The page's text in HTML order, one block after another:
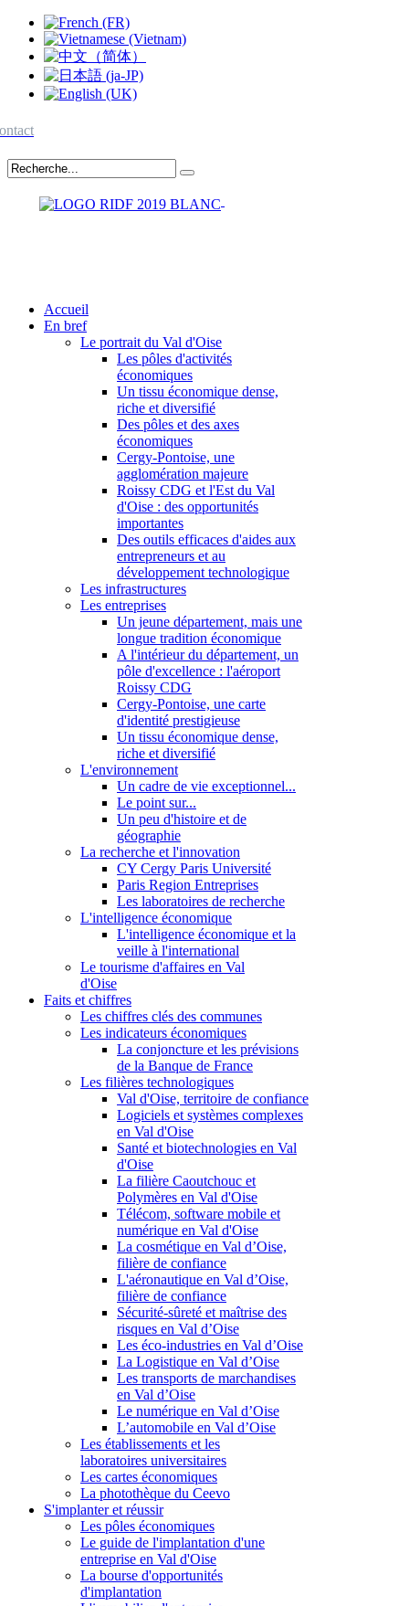
Accueil
En bref
Le portrait du Val d'Oise
Les pôles d'activités
économiques
Un tissu économique dense,
riche et diversifié
Des pôles et des axes
économiques
Cergy-Pontoise, une
agglomération majeure
Roissy CDG et l'Est du Val
d'Oise : des opportunités
importantes
Des outils efficaces d'aides aux
entrepreneurs et au
développement technologique
Les infrastructures
Les entreprises
Un jeune département, mais une
longue tradition économique
A l'intérieur du département, un
pôle d'excellence : l'aéroport
Roissy CDG
Cergy-Pontoise, une carte
d'identité prestigieuse
Un tissu économique dense,
riche et diversifié
L'environnement
Un cadre de vie exceptionnel...
Le point sur...
Un peu d'histoire et de
géographie
La recherche et l'innovation
CY Cergy Paris Université
Paris Region Entreprises
Les laboratoires de recherche
L'intelligence économique
L'intelligence économique et la
veille à l'international
Le tourisme d'affaires en Val
d'Oise
Faits et chiffres
Les chiffres clés des communes
Les indicateurs économiques
La conjoncture et les prévisions
de la Banque de France
Les filières technologiques
Val d'Oise, territoire de confiance
Logiciels et systèmes complexes
en Val d'Oise
Santé et biotechnologies en Val
d'Oise
La filière Caoutchouc et
Polymères en Val d'Oise
Télécom, software mobile et
numérique en Val d'Oise
La cosmétique en Val d’Oise,
filière de confiance
L'aéronautique en Val d’Oise,
filière de confiance
Sécurité-sûreté et maîtrise des
risques en Val d’Oise
Les éco-industries en Val d’Oise
La Logistique en Val d’Oise
Les transports de marchandises
en Val d’Oise
Le numérique en Val d’Oise
L’automobile en Val d’Oise
Les établissements et les
laboratoires universitaires
Les cartes économiques
La photothèque du Ceevo
S'implanter et réussir
Les pôles économiques
Le guide de l'implantation d'une
entreprise en Val d'Oise
La bourse d'opportunités
d'implantation